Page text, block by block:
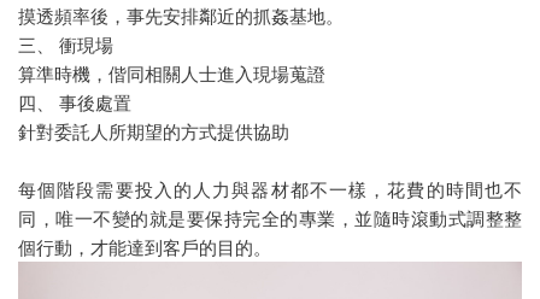
摸透頻率後，事先安排鄰近的抓姦基地。
三、 衝現場
算準時機，偕同相關人士進入現場蒐證
四、 事後處置
針對委託人所期望的方式提供協助
每個階段需要投入的人力與器材都不一樣，花費的時間也不
同，唯一不變的就是要保持完全的專業，並隨時滾動式調整整
個行動，才能達到客戶的目的。